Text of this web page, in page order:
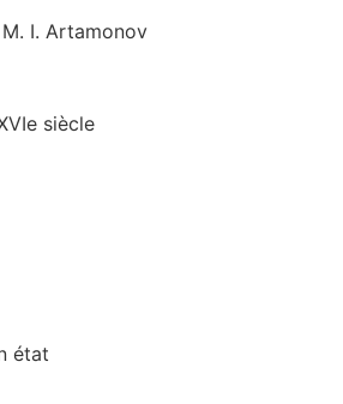
I. Artamonov
siècle
état